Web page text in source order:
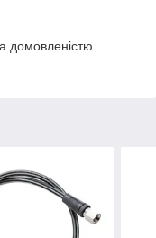
домовленістю